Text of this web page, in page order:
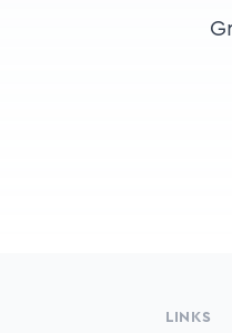
LINKS